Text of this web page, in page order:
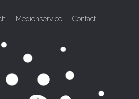
Medienservice Contact